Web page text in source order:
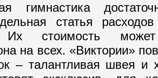
гимнастика
статья
Их стоимость
на всех. «Виктории»
– талантливая швея и